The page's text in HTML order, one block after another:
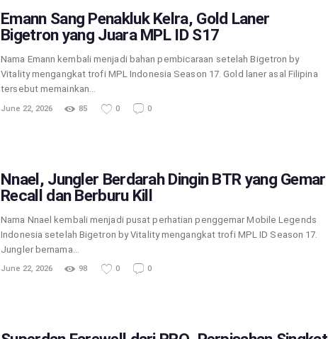
Emann Sang Penakluk Kelra, Gold Laner
Bigetron yang Juara MPL ID S17
Nama Emann kembali menjadi bahan pembicaraan setelah Bigetron by
Vitality mengangkat trofi MPL Indonesia Season 17. Gold laner asal Filipina
tersebut memainkan…
June 22, 2026 85 0 0
Nnael, Jungler Berdarah Dingin BTR yang Gemar
Recall dan Berburu Kill
Nama Nnael kembali menjadi pusat perhatian penggemar Mobile Legends
Indonesia setelah Bigetron by Vitality mengangkat trofi MPL ID Season 17.
Jungler bernama…
June 22, 2026 98 0 0